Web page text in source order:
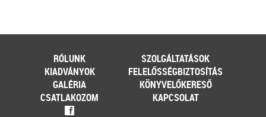
RÓLUNK
SZOLGÁLTATÁSOK
KIADVÁNYOK
FELELŐSSÉGBIZTOSÍTÁS
GALÉRIA
KÖNYVELŐKERESŐ
CSATLAKOZOM
KAPCSOLAT
f